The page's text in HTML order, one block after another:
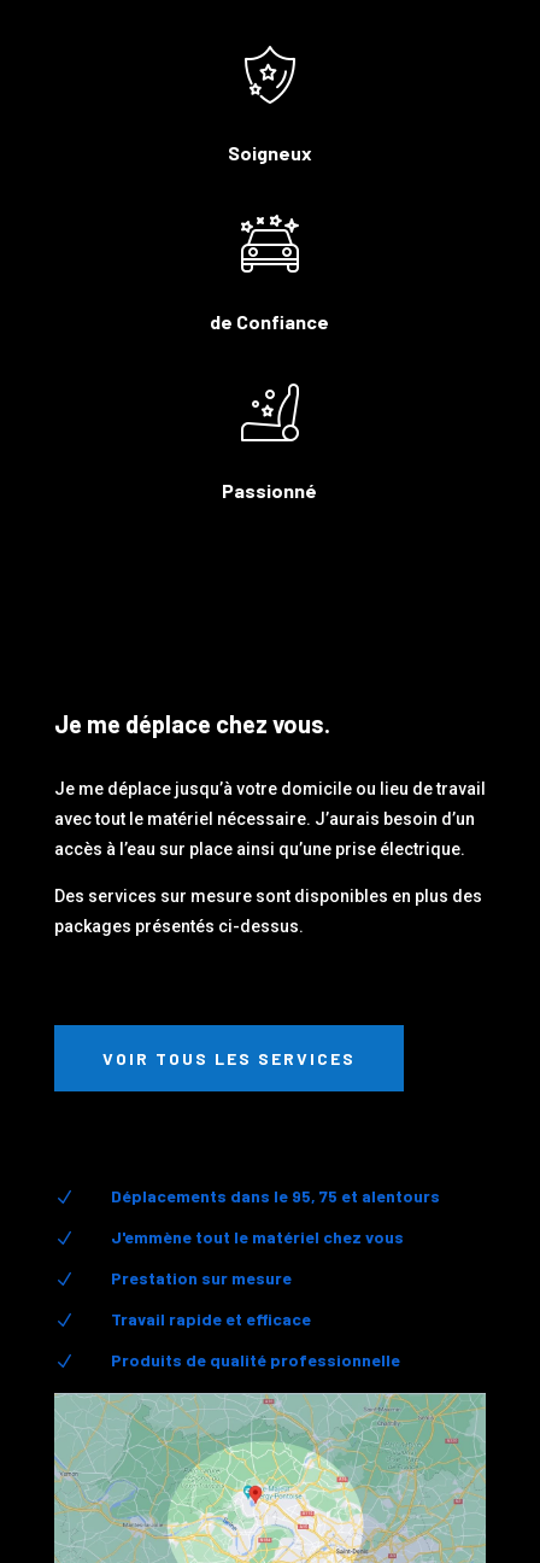
Soigneux
de Confiance
Passionné
Je me déplace chez vous.
Je me déplace jusqu’à votre domicile ou lieu de travail
avec tout le matériel nécessaire. J’aurais besoin d’un
accès à l’eau sur place ainsi qu’une prise électrique.
Des services sur mesure sont disponibles en plus des
packages présentés ci-dessus.
VOIR TOUS LES SERVICES
N Déplacements dans le 95, 75 et alentours
N J'emmène tout le matériel chez vous
N Prestation sur mesure
N Travail rapide et efficace
N Produits de qualité professionnelle